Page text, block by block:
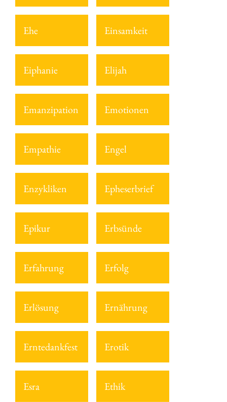
Ehe Einsamkeit
Eiphanie Elijah
Emanzipation Emotionen
Empathie Engel
Enzykliken Epheserbrief
Epikur Erbsünde
Erfahrung Erfolg
Erlösung Ernährung
Erntedankfest Erotik
Esra Ethik